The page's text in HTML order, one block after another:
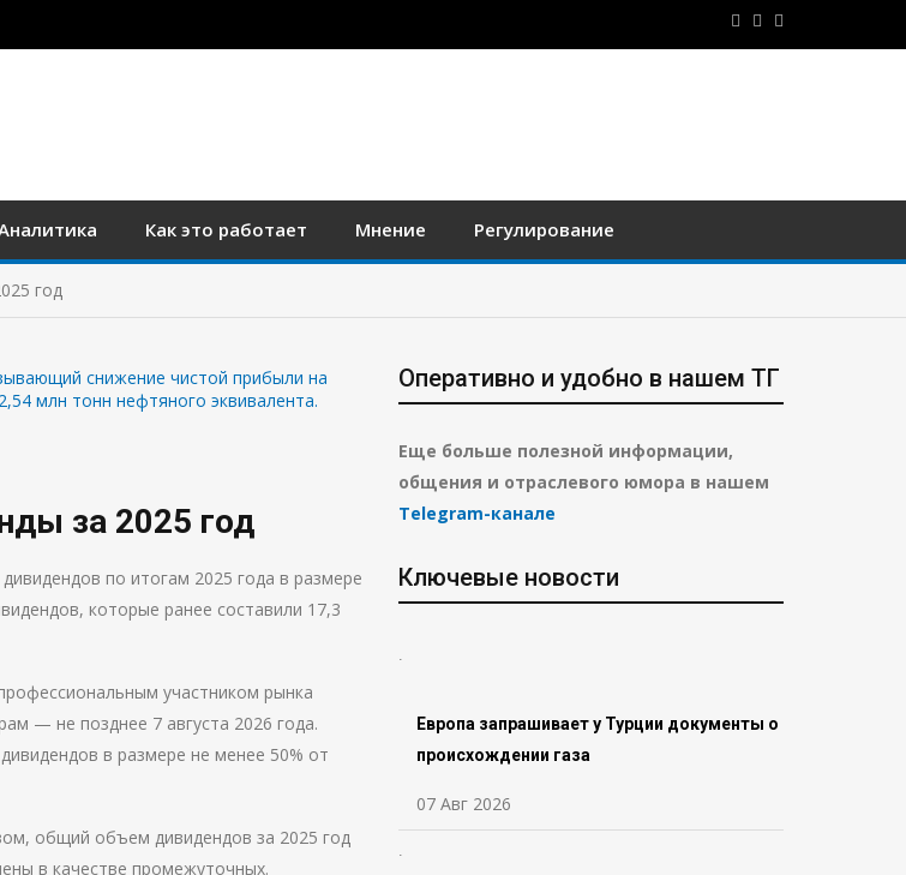
Как это работает Мнение Регулирование
год
за 2025 год
по итогам 2025 года в размере
которые ранее составили 17,3
участником рынка
— не позднее 7 августа 2026 года.
в размере не менее 50% от
общий объем дивидендов за 2025 год
в качестве промежуточных.
Оперативно и удобно в нашем ТГ
Еще больше полезной информации,
общения и отраслевого юмора в нашем
Telegram-канале
Ключевые новости
Европа запрашивает у Турции документы о
происхождении газа
07 Авг 2026